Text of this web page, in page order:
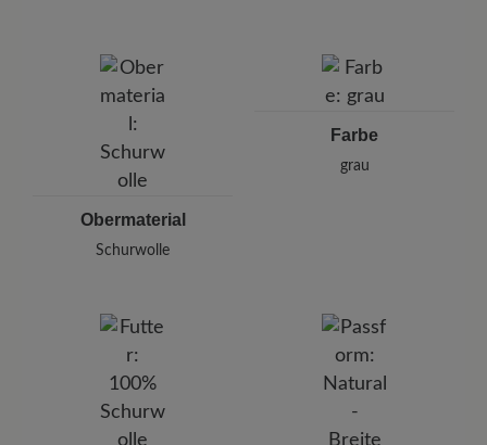
Hanzepoort 26, 7575 Oldenzaal, Niederlande
E-Mail:
sales@hooijerfootwear.com
Obermaterial
Schurwolle
Farbe
grau